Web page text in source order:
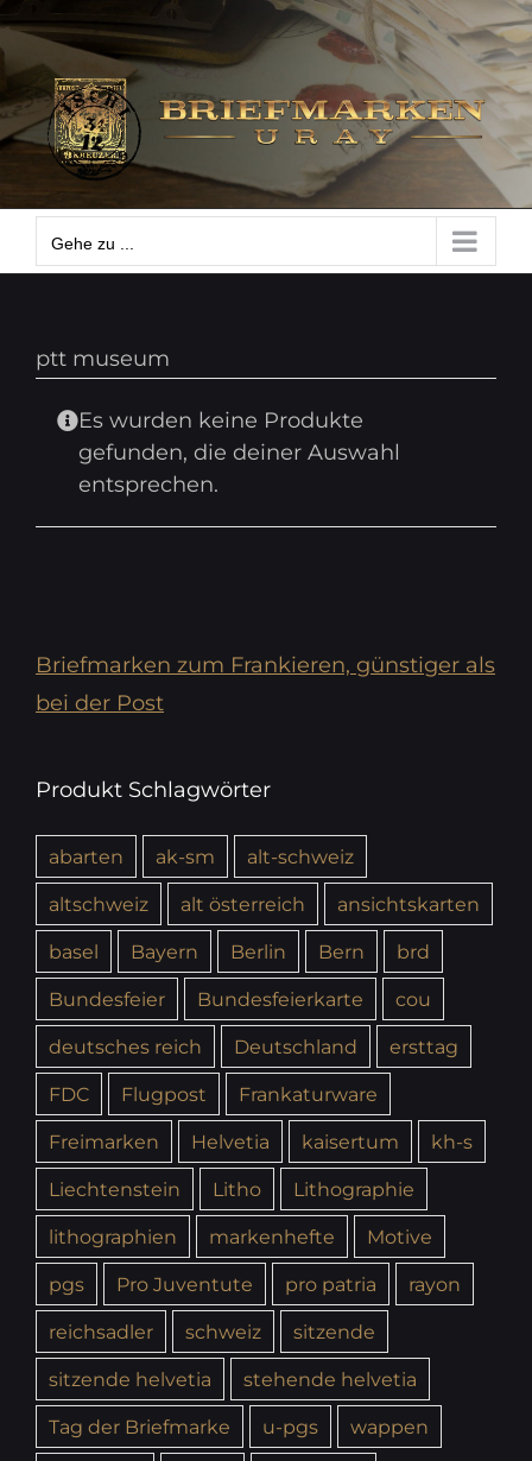
Zum
Inhalt
springen
Gehe zu ...
Gehe zu ...
ptt museum
Es wurden keine Produkte
gefunden, die deiner Auswahl
entsprechen.
Briefmarken zum Frankieren, günstiger als
bei der Post
Produkt Schlagwörter
abarten ak-sm
alt-schweiz
altschweiz
alt österreich
ansichtskarten
basel
Bayern Berlin Bern
brd
Bundesfeier
Bundesfeierkarte
cou
deutsches reich
Deutschland
ersttag
FDC
Flugpost
Frankaturware
Freimarken
Helvetia kaisertum
kh-s
Liechtenstein
Litho
Lithographie
lithographien
markenhefte
Motive
pgs
Pro Juventute pro patria
rayon
reichsadler
schweiz
sitzende
sitzende helvetia
stehende helvetia
Tag der Briefmarke
u-pgs
wappen